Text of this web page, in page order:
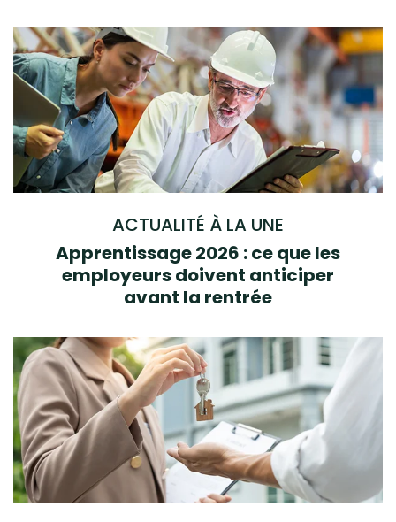
ACTUALITÉ À LA UNE
Apprentissage 2026 : ce que les
employeurs doivent anticiper
avant la rentrée